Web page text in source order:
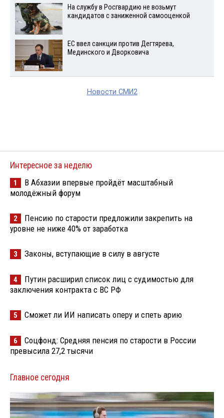
На службу в Росгвардию не возьмут
кандидатов с заниженной самооценкой
ЕС ввел санкции против Дегтярева,
Мединского и Дворковича
Новости СМИ2
Интересное за неделю
1
В Абхазии впервые пройдёт масштабный
молодёжный форум
2
Пенсию по старости предложили закрепить на
уровне не ниже 40% от заработка
3 Законы, вступающие в силу в августе
4
Путин расширил список лиц с судимостью для
заключения контракта с ВС РФ
5 Сможет ли ИИ написать оперу и спеть арию
6
Соцфонд: Средняя пенсия по старости в России
превысила 27,2 тысячи
Главное сегодня